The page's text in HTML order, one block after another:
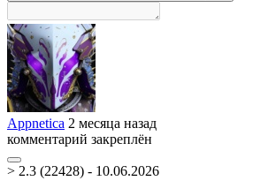
Appnetica 2 месяца назад
комментарий закреплён
> 2.3 (22428) - 10.06.2026